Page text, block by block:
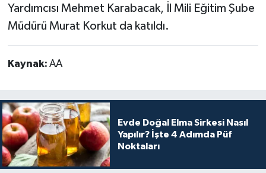
Yardımcısı Mehmet Karabacak, İl Mili Eğitim Şube
Müdürü Murat Korkut da katıldı.
Kaynak: AA
Evde Doğal Elma Sirkesi Nasıl
Yapılır? İşte 4 Adımda Püf
Noktaları